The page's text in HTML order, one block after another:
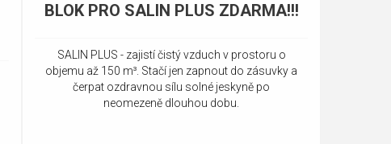
BLOK PRO SALIN PLUS ZDARMA!!!
SALIN PLUS - zajistí čistý vzduch v prostoru o
objemu až 150 m³. Stačí jen zapnout do zásuvky a
čerpat ozdravnou sílu solné jeskyně po
neomezeně dlouhou dobu.